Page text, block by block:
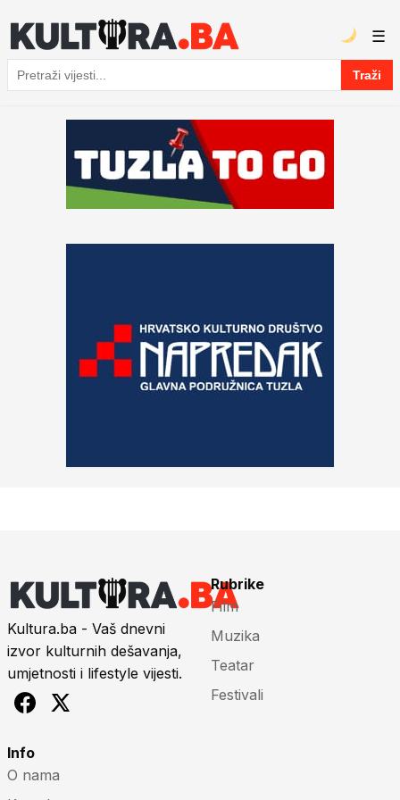
Pretraga
Traži
☰
Kultura.ba - Vaš dnevni
izvor kulturnih dešavanja,
umjetnosti i lifestyle vijesti.
Rubrike
Film
Muzika
Teatar
Festivali
Info
O nama